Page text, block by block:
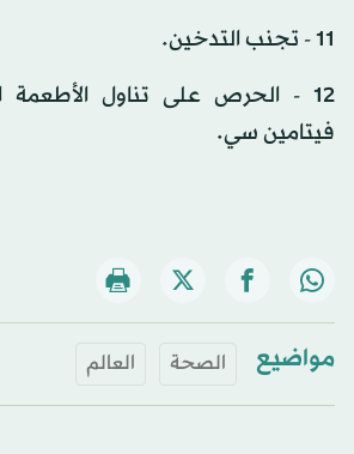
11 - تجنب التدخين.
12 - الحرص على تناول
فيتامين سي.
مواضيع الصحة العالم